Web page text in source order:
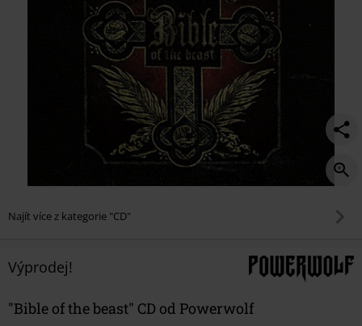
Najít více z kategorie "CD"
Výprodej!
"Bible of the beast" CD od Powerwolf